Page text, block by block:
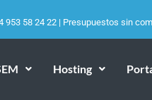
953 58 24 22| Presupuestos sin
Hosting